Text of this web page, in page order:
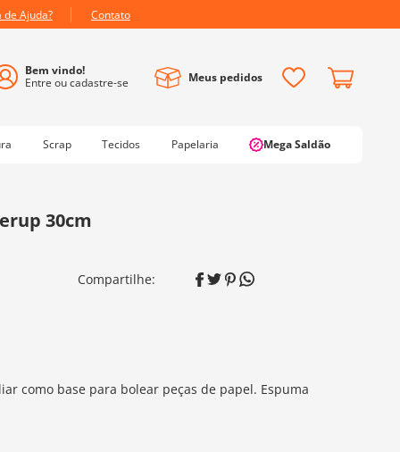
de Ajuda? Contato
Meus pedidos
Scrap Tecidos Papelaria Mega Saldão
30cm
como base para bolear peças de papel. Espuma